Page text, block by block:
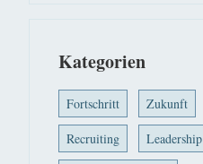
Kategorien
Fortschritt Zukunft
Recruiting Leadership